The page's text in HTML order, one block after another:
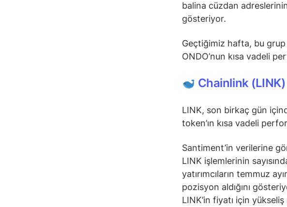
balina cüzdan
gösteriyor.
Geçtiğimiz hafta, bu
ONDO’nun kısa vadeli
Chainlink (LINK)
LINK, son birkaç gün
token’ın kısa vadeli
Santiment’in verilerine
LINK işlemlerinin
yatırımcıların temmuz
pozisyon aldığını
LINK’in fiyatı için